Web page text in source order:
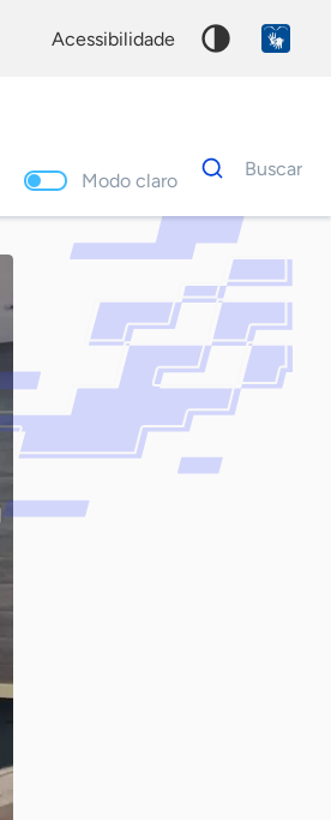
acessibilidade
Modo claro
Dados
para
Buscar
Palavra
chave